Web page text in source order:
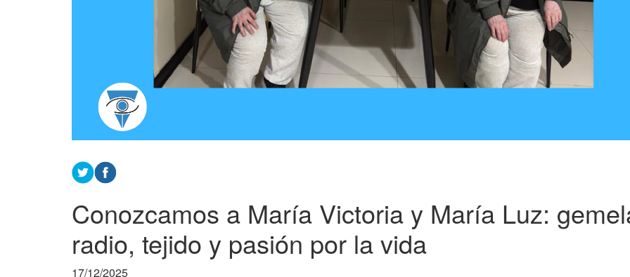
Conozcamos a María Victoria y María Luz:
radio, tejido y pasión por la vida
17/12/2025